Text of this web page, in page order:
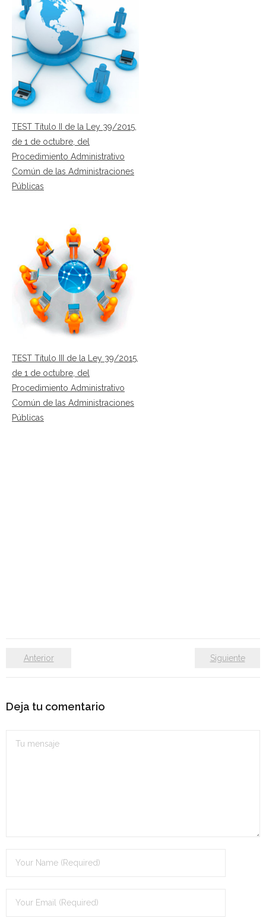
TEST Título II de la Ley 39/2015,
de 1 de octubre, del
Procedimiento Administrativo
Común de las Administraciones
Públicas
TEST Título III de la Ley 39/2015,
de 1 de octubre, del
Procedimiento Administrativo
Común de las Administraciones
Públicas
Anterior Siguiente
Deja tu comentario